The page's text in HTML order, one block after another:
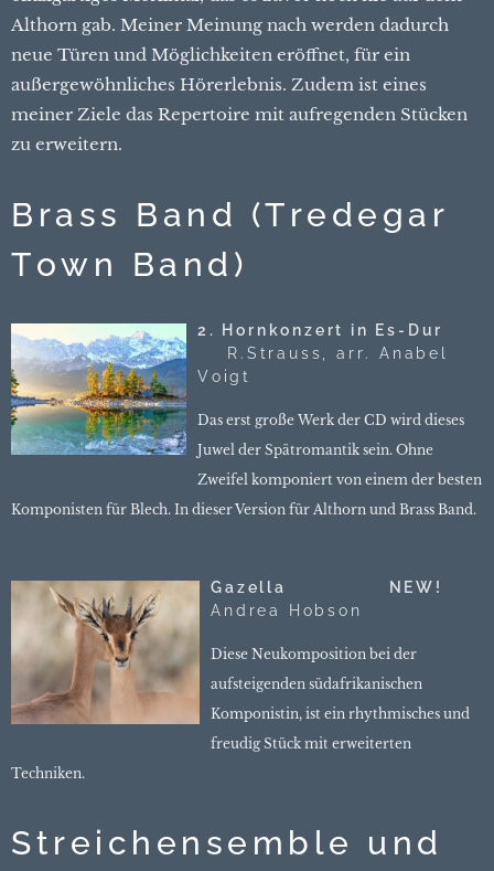
Althorn gab. Meiner Meinung nach werden dadurch
neue Türen und Möglichkeiten eröffnet, für ein
außergewöhnliches Hörerlebnis. Zudem ist eines
meiner Ziele das Repertoire mit aufregenden Stücken
zu erweitern.
Brass Band (Tredegar
Town Band)
2. Hornkonzert in Es-Dur
R.Strauss, arr. Anabel
Voigt
Das erst große Werk der CD wird dieses
Juwel der Spätromantik sein. Ohne
Zweifel komponiert von einem der besten
Komponisten für Blech. In dieser Version für Althorn und Brass Band.
Gazella NEW!
Andrea Hobson
Diese Neukomposition bei der
aufsteigenden südafrikanischen
Komponistin, ist ein rhythmisches und
freudig Stück mit erweiterten
Techniken.
Streichensemble und